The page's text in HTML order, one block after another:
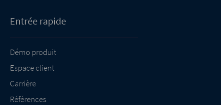
Entrée rapide
Démo produit
Espace client
Carrière
Références